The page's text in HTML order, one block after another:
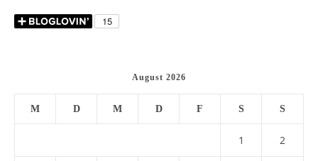
August 2026
M D M D F S S
1 2